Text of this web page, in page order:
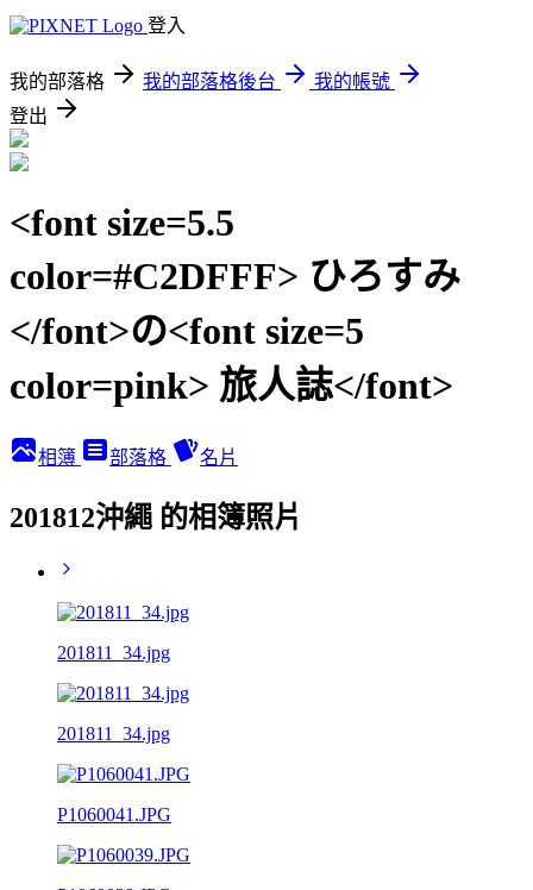
登入
我的部落格 我的部落格後台
我的帳號
登出
<font size=5.5
color=#C2DFFF> ひろすみ
</font>の<font size=5
color=pink> 旅人誌</font>
相簿 部落格 名片
201812沖繩 的相簿照片
201811_34.jpg
201811_34.jpg
P1060041.JPG